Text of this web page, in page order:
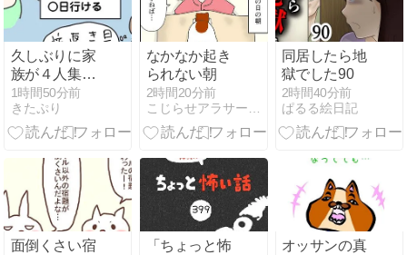
久しぶりに家
族が４人集合
♩みんなです
き焼きを囲み
ました
1時間50分前
きたぷり
なかなか起き
られない朝
2時間20分前
こじらせアラサーの人生日記
同居したら地
獄でした90
2時間40分前
ぱるる絵日記
面倒くさい宿
「ちょっと怖
オッサンの真